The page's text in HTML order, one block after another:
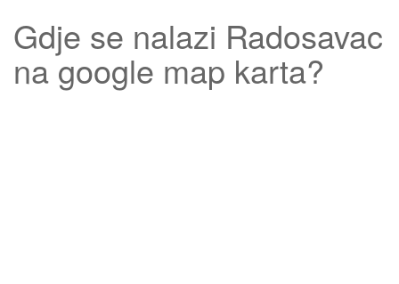
Gdje se nalazi Radosavac
na google map karta?